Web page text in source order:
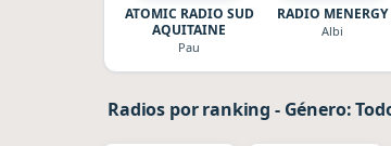
ATOMIC RADIO SUD
AQUITAINE
Pau
RADIO MENERGY
Albi
Radios por ranking - Género: